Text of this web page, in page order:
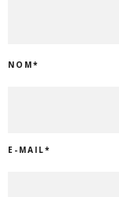
NOM*
E-MAIL*